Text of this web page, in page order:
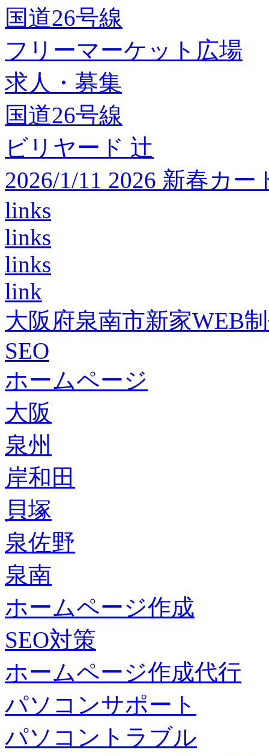
国道26号線
フリーマーケット広場
求人・募集
国道26号線
ビリヤード 辻
2026/1/11 2026 新春カ
links
links
links
link
大阪府泉南市新家WEB
SEO
ホームページ
大阪
泉州
岸和田
貝塚
泉佐野
泉南
ホームページ作成
SEO対策
ホームページ作成代行
パソコンサポート
パソコントラブル